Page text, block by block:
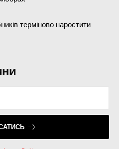
терміново наростити